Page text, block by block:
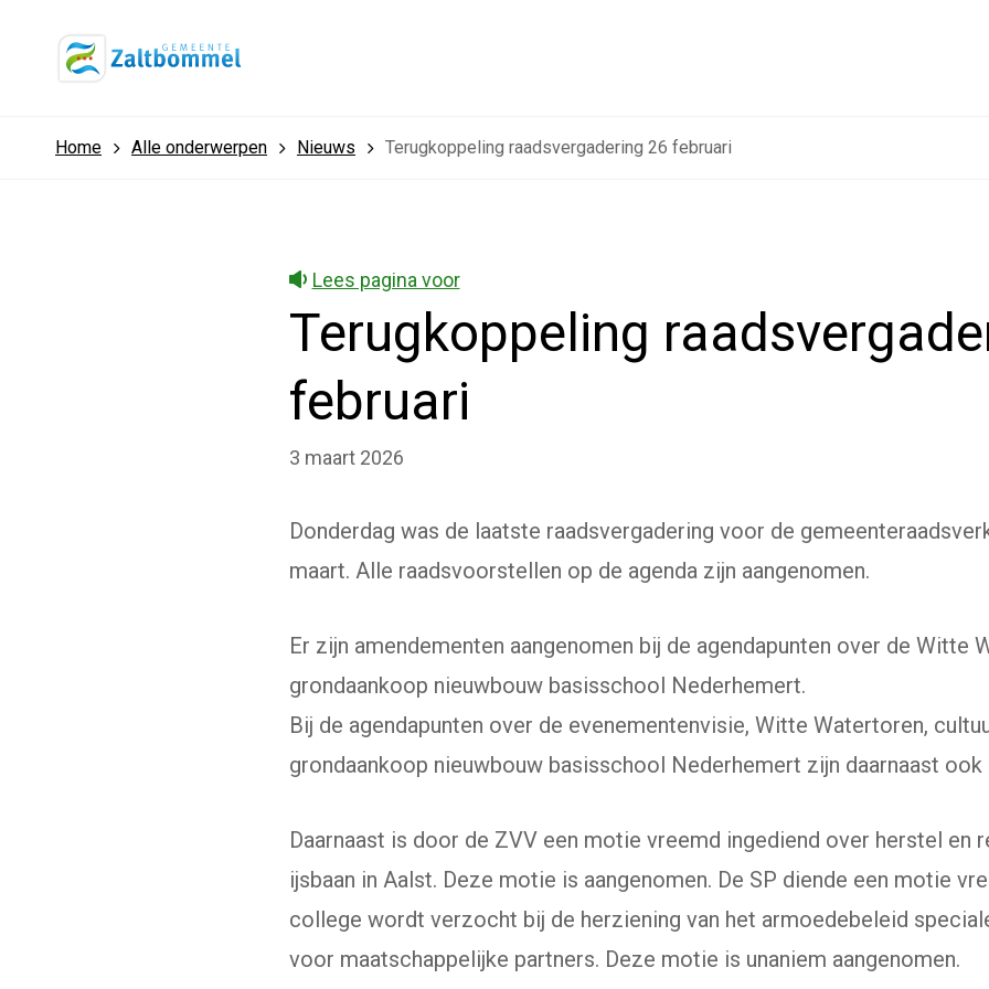
Home Alle onderwerpen Nieuws Terugkoppeling raadsvergadering 26 februari
Lees pagina voor
Terugkoppeling
februari
3 maart 2026
Donderdag was de laatste raadsvergadering voor de
maart. Alle raadsvoorstellen op de agenda zijn aangenomen.
Er zijn amendementen aangenomen bij de agendapunten over de Witte
grondaankoop nieuwbouw basisschool Nederhemert.
Bij de agendapunten over de evenementenvisie, Witte Watertoren,
grondaankoop nieuwbouw basisschool Nederhemert zijn daarnaast
Daarnaast is door de ZVV een motie vreemd ingediend over herstel en
ijsbaan in Aalst. Deze motie is aangenomen. De SP diende een motie
college wordt verzocht bij de herziening van het armoedebeleid
voor maatschappelijke partners. Deze motie is unaniem aangenomen.